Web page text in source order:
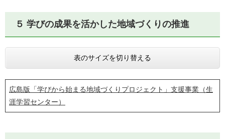
５ 学びの成果を活かした地域づくりの推進
表のサイズを切り替える
広島版「学びから始まる地域づくりプロジェクト」支援事業（生
涯学習センター）​